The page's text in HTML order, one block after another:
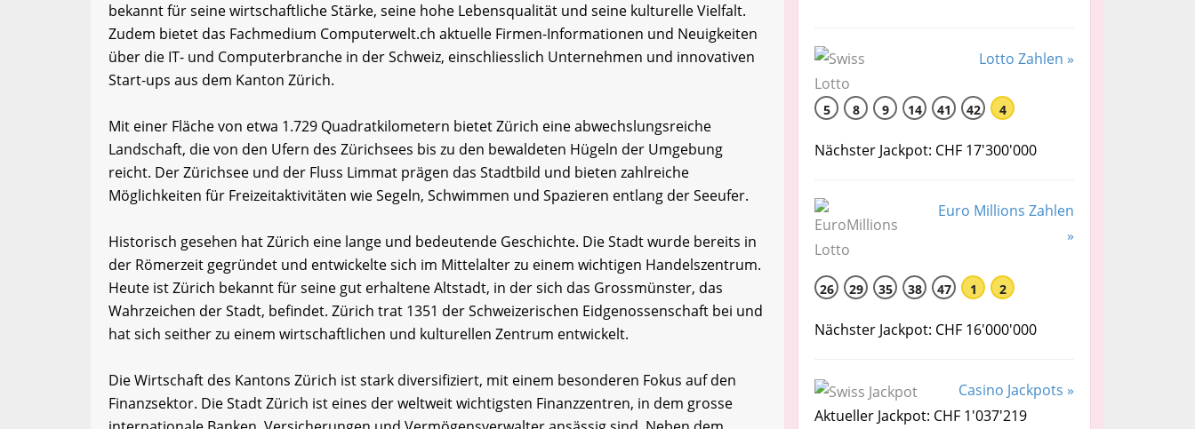
bekannt für seine wirtschaftliche Stärke, seine hohe Lebensqualität und seine kulturelle Vielfalt.
Zudem bietet das Fachmedium Computerwelt.ch aktuelle Firmen-Informationen und Neuigkeiten
über die IT- und Computerbranche in der Schweiz, einschliesslich Unternehmen und innovativen
Start-ups aus dem Kanton Zürich.
Mit einer Fläche von etwa 1.729 Quadratkilometern bietet Zürich eine abwechslungsreiche
Landschaft, die von den Ufern des Zürichsees bis zu den bewaldeten Hügeln der Umgebung
reicht. Der Zürichsee und der Fluss Limmat prägen das Stadtbild und bieten zahlreiche
Möglichkeiten für Freizeitaktivitäten wie Segeln, Schwimmen und Spazieren entlang der Seeufer.
Historisch gesehen hat Zürich eine lange und bedeutende Geschichte. Die Stadt wurde bereits in
der Römerzeit gegründet und entwickelte sich im Mittelalter zu einem wichtigen Handelszentrum.
Heute ist Zürich bekannt für seine gut erhaltene Altstadt, in der sich das Grossmünster, das
Wahrzeichen der Stadt, befindet. Zürich trat 1351 der Schweizerischen Eidgenossenschaft bei und
hat sich seither zu einem wirtschaftlichen und kulturellen Zentrum entwickelt.
Die Wirtschaft des Kantons Zürich ist stark diversifiziert, mit einem besonderen Fokus auf den
Finanzsektor. Die Stadt Zürich ist eines der weltweit wichtigsten Finanzzentren, in dem grosse
Lotto Zahlen »
5 8 9 14 41 42 4
Nächster Jackpot: CHF 17'300'000
Euro Millions Zahlen
»
26 29 35 38 47 1 2
Nächster Jackpot: CHF 16'000'000
Casino Jackpots »
Aktueller Jackpot: CHF 1'037'219